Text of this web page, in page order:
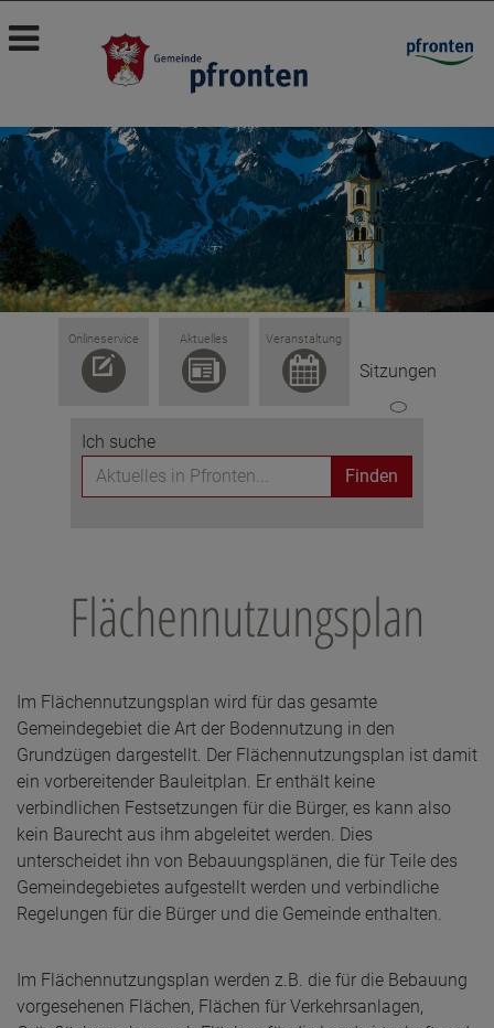
Onlineservice Aktuelles Veranstaltung
Sitzungen
Ich suche
Finden
Flächennutzungsplan
Im Flächennutzungsplan wird für das gesamte
Gemeindegebiet die Art der Bodennutzung in den
Grundzügen dargestellt. Der Flächennutzungsplan ist damit
ein vorbereitender Bauleitplan. Er enthält keine
verbindlichen Festsetzungen für die Bürger, es kann also
kein Baurecht aus ihm abgeleitet werden. Dies
unterscheidet ihn von Bebauungsplänen, die für Teile des
Gemeindegebietes aufgestellt werden und verbindliche
Regelungen für die Bürger und die Gemeinde enthalten.
Im Flächennutzungsplan werden z.B. die für die Bebauung
vorgesehenen Flächen, Flächen für Verkehrsanlagen,